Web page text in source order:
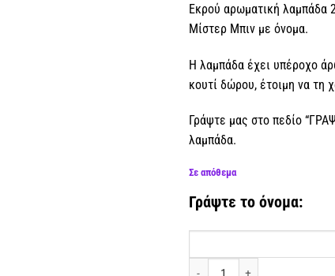
Εκρού αρωματική λαμπάδα
Μίστερ Μπιν με όνομα.
Η λαμπάδα έχει υπέροχο
κουτί δώρου, έτοιμη να τη
Γράψτε μας στο πεδίο
λαμπάδα.
Σε απόθεμα
Γράψτε το όνομα:
Λαμπάδα Mr Bean με όνομα